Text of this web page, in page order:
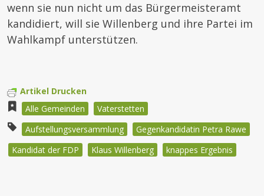
wenn sie nun nicht um das Bürgermeisteramt
kandidiert, will sie Willenberg und ihre Partei im
Wahlkampf unterstützen.
Artikel Drucken
Alle Gemeinden
Vaterstetten
Aufstellungsversammlung
Gegenkandidatin Petra Rawe
Kandidat der FDP
Klaus Willenberg knappes Ergebnis